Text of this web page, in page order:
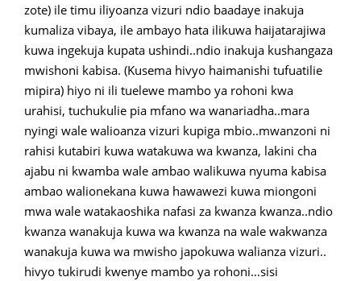
zote) ile timu iliyoanza vizuri ndio baadaye inakuja
kumaliza vibaya, ile ambayo hata ilikuwa haijatarajiwa
kuwa ingekuja kupata ushindi..ndio inakuja kushangaza
mwishoni kabisa. (Kusema hivyo haimanishi tufuatilie
mipira) hiyo ni ili tuelewe mambo ya rohoni kwa
urahisi, tuchukulie pia mfano wa wanariadha..mara
nyingi wale walioanza vizuri kupiga mbio..mwanzoni ni
rahisi kutabiri kuwa watakuwa wa kwanza, lakini cha
ajabu ni kwamba wale ambao walikuwa nyuma kabisa
ambao walionekana kuwa hawawezi kuwa miongoni
mwa wale watakaoshika nafasi za kwanza kwanza..ndio
kwanza wanakuja kuwa wa kwanza na wale wakwanza
wanakuja kuwa wa mwisho japokuwa walianza vizuri..
hivyo tukirudi kwenye mambo ya rohoni…sisi